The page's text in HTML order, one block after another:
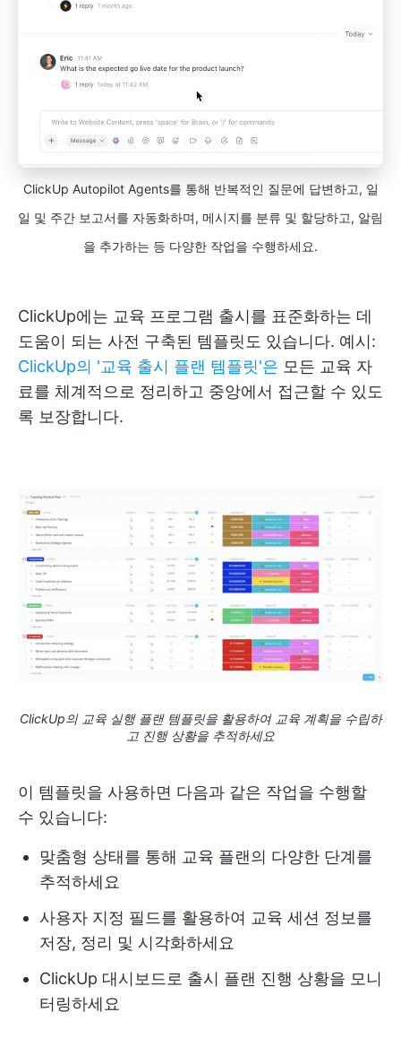
ClickUp Autopilot Agents를 통해 반복적인 질문에 답변하고, 일
일 및 주간 보고서를 자동화하며, 메시지를 분류 및 할당하고, 알림
을 추가하는 등 다양한 작업을 수행하세요.
ClickUp에는 교육 프로그램 출시를 표준화하는 데
도움이 되는 사전 구축된 템플릿도 있습니다. 예시:
ClickUp의 '교육 출시 플랜 템플릿'은 모든 교육 자
료를 체계적으로 정리하고 중앙에서 접근할 수 있도
록 보장합니다.
ClickUp의 교육 실행 플랜 템플릿을 활용하여 교육 계획을 수립하
고 진행 상황을 추적하세요
이 템플릿을 사용하면 다음과 같은 작업을 수행할
수 있습니다:
맞춤형 상태를 통해 교육 플랜의 다양한 단계를
추적하세요
사용자 지정 필드를 활용하여 교육 세션 정보를
저장, 정리 및 시각화하세요
ClickUp 대시보드로 출시 플랜 진행 상황을 모니
터링하세요